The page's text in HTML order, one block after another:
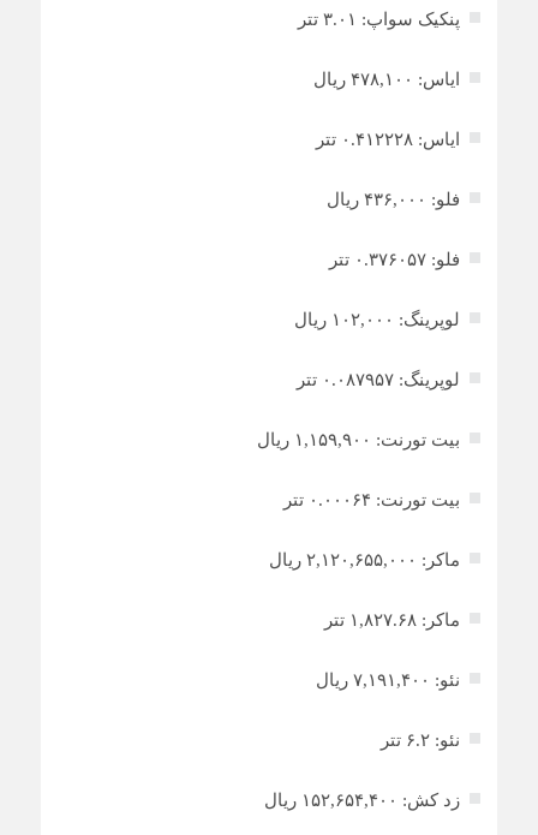
پنکیک سواپ: ۳.۰۱ تتر
ایاس: ۴۷۸,۱۰۰ ریال
ایاس: ۰.۴۱۲۲۲۸ تتر
فلو: ۴۳۶,۰۰۰ ریال
فلو: ۰.۳۷۶۰۵۷ تتر
لوپرینگ: ۱۰۲,۰۰۰ ریال
لوپرینگ: ۰.۰۸۷۹۵۷ تتر
بیت تورنت: ۱,۱۵۹,۹۰۰ ریال
بیت تورنت: ۰.۰۰۰۶۴ تتر
ماکر: ۲,۱۲۰,۶۵۵,۰۰۰ ریال
ماکر: ۱,۸۲۷.۶۸ تتر
نئو: ۷,۱۹۱,۴۰۰ ریال
نئو: ۶.۲ تتر
زد کش: ۱۵۲,۶۵۴,۴۰۰ ریال